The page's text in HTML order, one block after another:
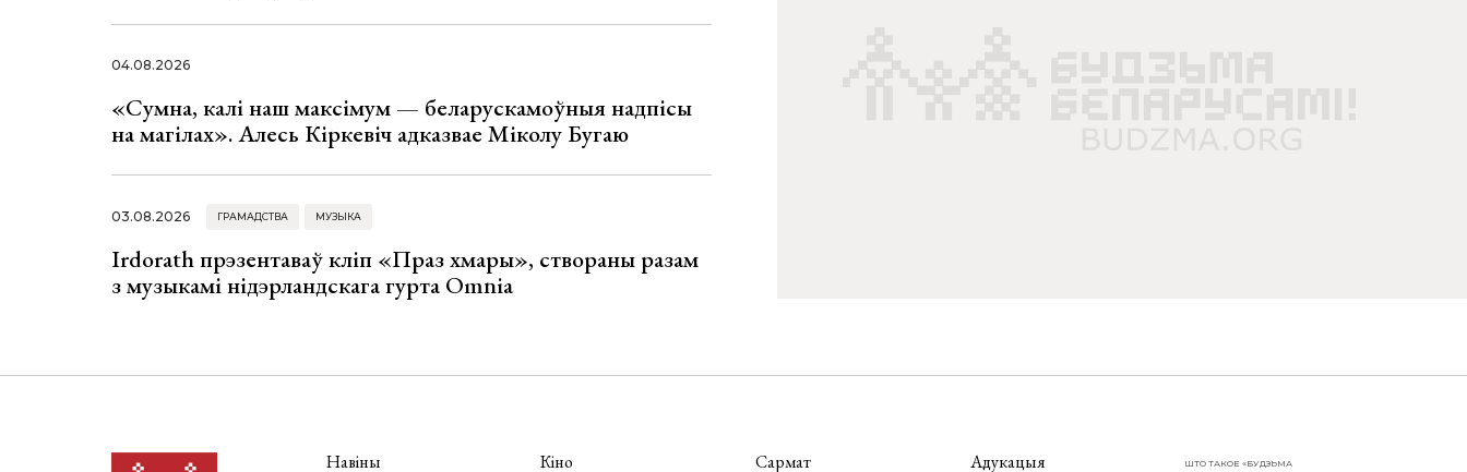
04.08.2026
«Сумна, калі наш максімум — беларускамоўныя надпісы
на магілах». Алесь Кіркевіч адказвае Міколу Бугаю
03.08.2026 ГРАМАДСТВА МУЗЫКА
Irdorath прэзентаваў кліп «Праз хмары», створаны разам
з музыкамі нідэрландскага гурта Omnia
Навіны Кіно Сармат Адукацыя ШТО ТАКОЕ «БУДЗЬМА